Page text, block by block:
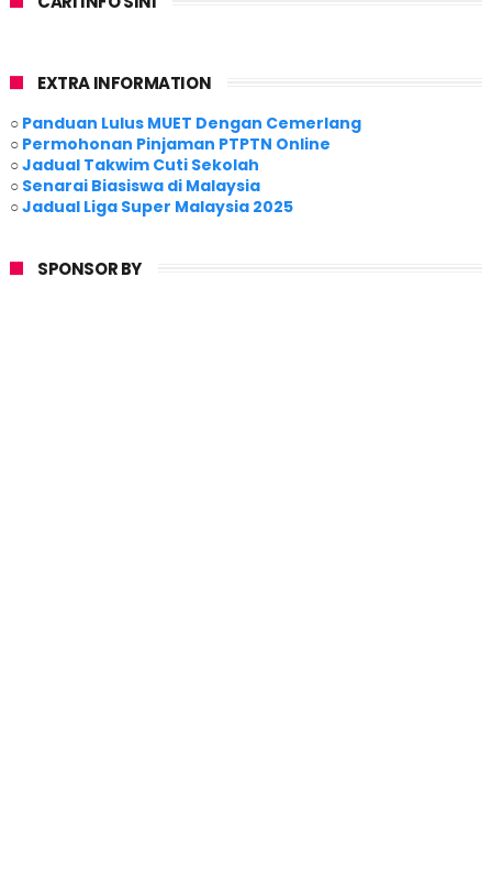
EXTRA INFORMATION
○ Panduan Lulus MUET Dengan Cemerlang
○ Permohonan Pinjaman PTPTN Online
○Jadual Takwim Cuti Sekolah
○ Senarai Biasiswa di Malaysia
○Jadual Liga Super Malaysia 2025
SPONSOR BY